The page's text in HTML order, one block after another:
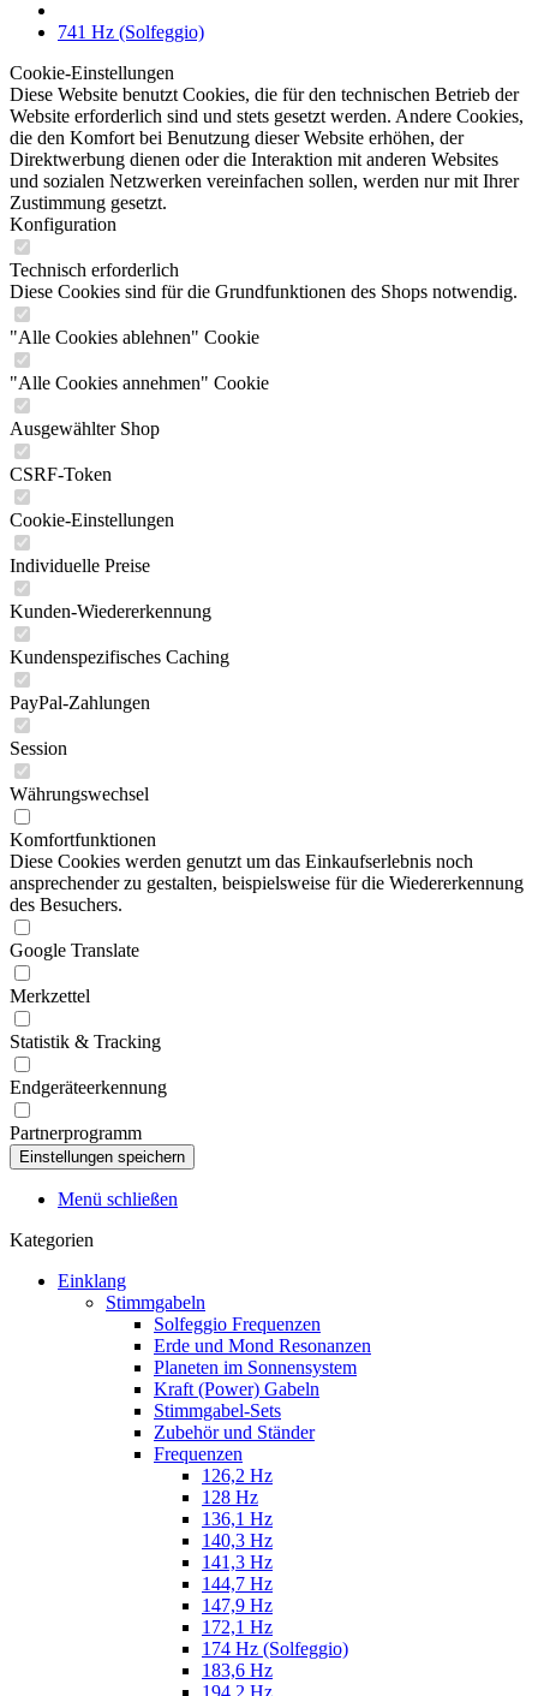
741 Hz (Solfeggio)
Cookie-Einstellungen
Diese Website benutzt Cookies, die für den technischen Betrieb der
Website erforderlich sind und stets gesetzt werden. Andere Cookies,
die den Komfort bei Benutzung dieser Website erhöhen, der
Direktwerbung dienen oder die Interaktion mit anderen Websites
und sozialen Netzwerken vereinfachen sollen, werden nur mit Ihrer
Zustimmung gesetzt.
Konfiguration
Technisch erforderlich
Diese Cookies sind für die Grundfunktionen des Shops notwendig.
"Alle Cookies ablehnen" Cookie
"Alle Cookies annehmen" Cookie
Ausgewählter Shop
CSRF-Token
Cookie-Einstellungen
Individuelle Preise
Kunden-Wiedererkennung
Kundenspezifisches Caching
PayPal-Zahlungen
Session
Währungswechsel
Komfortfunktionen
Diese Cookies werden genutzt um das Einkaufserlebnis noch
ansprechender zu gestalten, beispielsweise für die Wiedererkennung
des Besuchers.
Google Translate
Merkzettel
Statistik & Tracking
Endgeräteerkennung
Partnerprogramm
Menü schließen
Kategorien
Einklang
Stimmgabeln
Solfeggio Frequenzen
Erde und Mond Resonanzen
Planeten im Sonnensystem
Kraft (Power) Gabeln
Stimmgabel-Sets
Zubehör und Ständer
Frequenzen
126,2 Hz
128 Hz
136,1 Hz
140,3 Hz
141,3 Hz
144,7 Hz
147,9 Hz
172,1 Hz
174 Hz (Solfeggio)
183,6 Hz
194,2 Hz